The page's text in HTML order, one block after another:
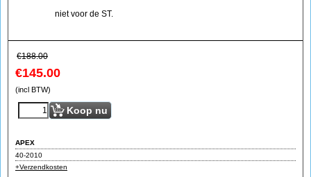
niet voor de ST.
€188.00
€145.00
(incl BTW)
Koop nu
APEX
40-2010
+Verzendkosten